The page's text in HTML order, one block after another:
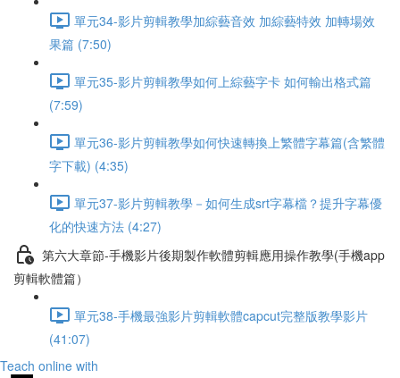
單元34-影片剪輯教學加綜藝音效 加綜藝特效 加轉場效
果篇 (7:50)
單元35-影片剪輯教學如何上綜藝字卡 如何輸出格式篇
(7:59)
單元36-影片剪輯教學如何快速轉換上繁體字幕篇(含繁體
字下載) (4:35)
單元37-影片剪輯教學－如何生成srt字幕檔？提升字幕優
化的快速方法 (4:27)
第六大章節-手機影片後期製作軟體剪輯應用操作教學(手機app
剪輯軟體篇）
單元38-手機最強影片剪輯軟體capcut完整版教學影片
(41:07)
Teach online with